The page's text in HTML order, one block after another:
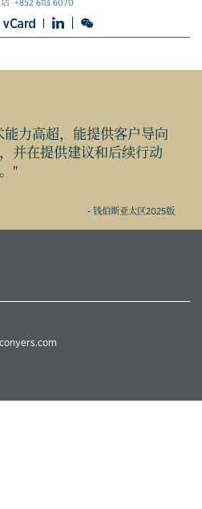
话+852 6113 6070
力高超，能提供客户导向
并在提供建议和后续行动
"
- 钱伯斯亚太区2025版